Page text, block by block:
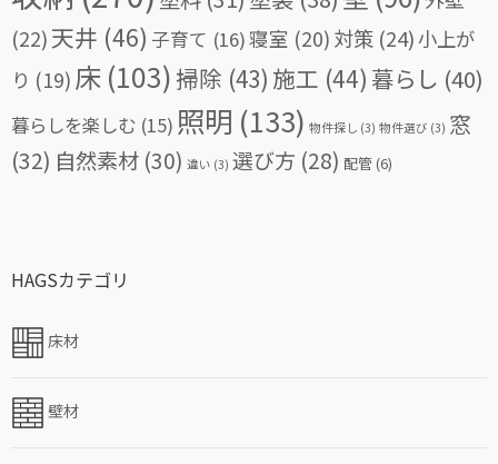
(22)天井 (46) 子育て (16)寝室 (20) 対策 (24)小上が
り (19) 床 (103)掃除 (43) 施工 (44) 暮らし (40)
暮らしを楽しむ (15) 照明 (133) 物件探し (3) 物件選び (3) 窓
(32) 自然素材 (30) 違い (3) 選び方 (28) 配管(6)
HAGSカテゴリ
床材
壁材